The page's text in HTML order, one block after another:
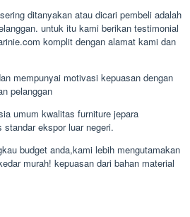
ditanyakan atau dicari pembeli adalah
untuk itu kami berikan testimonial
komplit dengan alamat kami dan
mempunyai motivasi kepuasan dengan
pelanggan
umum kwalitas furniture jepara
standar ekspor luar negeri.
budget anda,kami lebih mengutamakan
murah! kepuasan dari bahan material